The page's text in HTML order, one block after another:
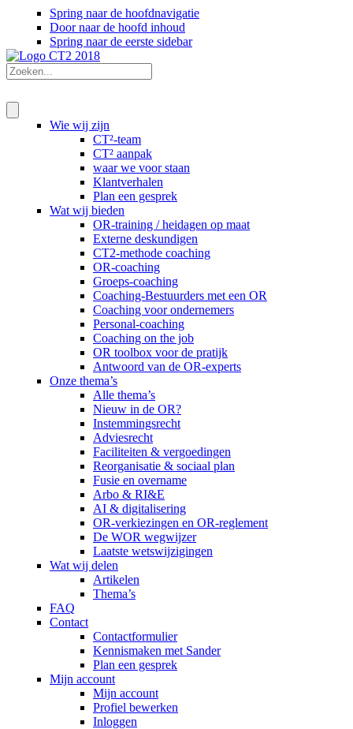
Spring naar de hoofdnavigatie
Door naar de hoofd inhoud
Spring naar de eerste sidebar
Wie wij zijn
CT²-team
CT² aanpak
waar we voor staan
Klantverhalen
Plan een gesprek
Wat wij bieden
OR-training / heidagen op maat
Externe deskundigen
CT2-methode coaching
OR-coaching
Groeps-coaching
Coaching-Bestuurders met een OR
Coaching voor ondernemers
Personal-coaching
Coaching on the job
OR toolbox voor de pratijk
Antwoord van de OR-experts
Onze thema’s
Alle thema’s
Nieuw in de OR?
Instemmingsrecht
Adviesrecht
Faciliteiten & vergoedingen
Reorganisatie & sociaal plan
Fusie en overname
Arbo & RI&E
AI & digitalisering
OR-verkiezingen en OR-reglement
De WOR wegwijzer
Laatste wetswijzigingen
Wat wij delen
Artikelen
Thema’s
FAQ
Contact
Contactformulier
Kennismaken met Sander
Plan een gesprek
Mijn account
Mijn account
Profiel bewerken
Inloggen